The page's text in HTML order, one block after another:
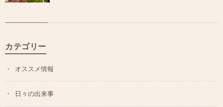
カテゴリー
オススメ情報
日々の出来事